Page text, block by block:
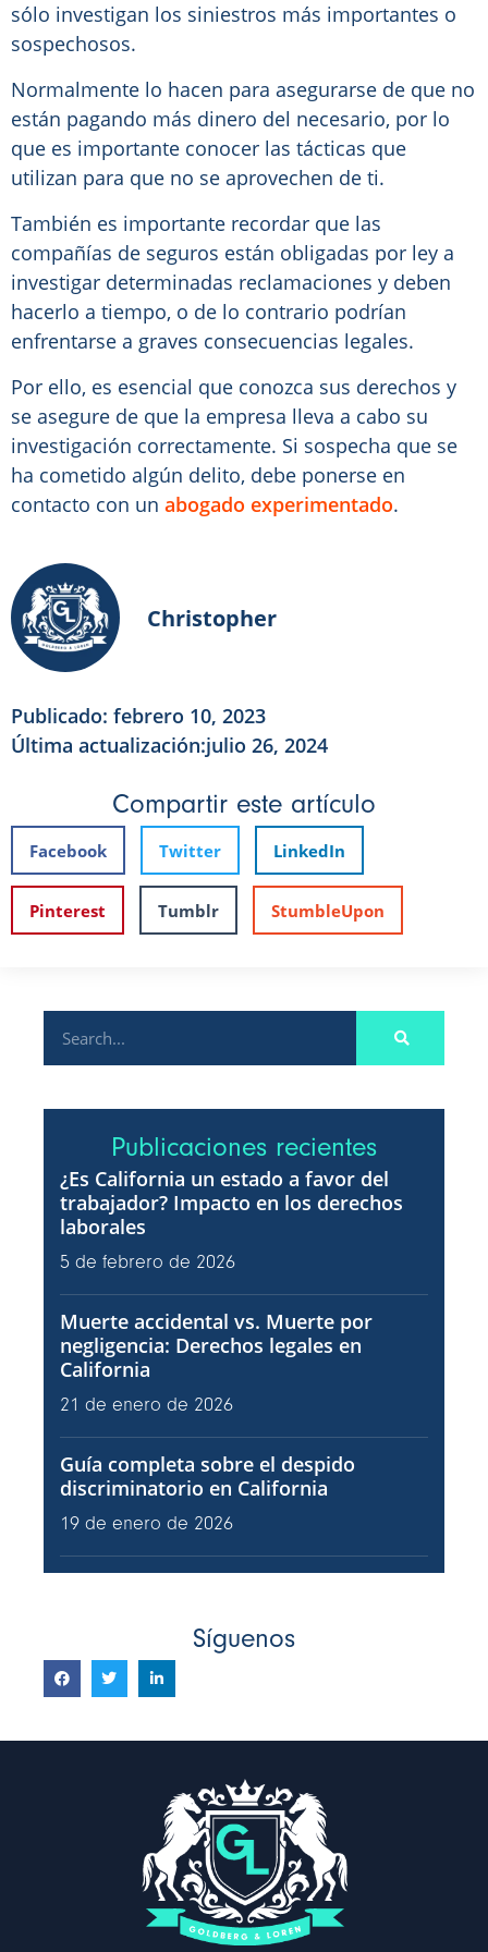
sólo investigan los siniestros más importantes o
sospechosos.
Normalmente lo hacen para asegurarse de que no
están pagando más dinero del necesario, por lo
que es importante conocer las tácticas que
utilizan para que no se aprovechen de ti.
También es importante recordar que las
compañías de seguros están obligadas por ley a
investigar determinadas reclamaciones y deben
hacerlo a tiempo, o de lo contrario podrían
enfrentarse a graves consecuencias legales.
Por ello, es esencial que conozca sus derechos y
se asegure de que la empresa lleva a cabo su
investigación correctamente. Si sospecha que se
ha cometido algún delito, debe ponerse en
contacto con un abogado experimentado.
Christopher
Publicado: febrero 10, 2023
Última actualización:julio 26, 2024
Compartir este artículo
Facebook Twitter LinkedIn
Pinterest Tumblr StumbleUpon
Publicaciones recientes
¿Es California un estado a favor del
trabajador? Impacto en los derechos
laborales
5 de febrero de 2026
Muerte accidental vs. Muerte por
negligencia: Derechos legales en
California
21 de enero de 2026
Guía completa sobre el despido
discriminatorio en California
19 de enero de 2026
Síguenos